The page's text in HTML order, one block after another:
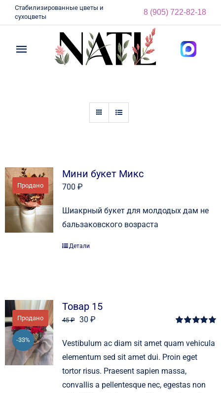
Стабилизированные цветы и
сухоцветы
8 (905) 722-82-18
Toggle
Контакты
Продано
Мини букет Микс
700 ₽
Шиакрный букет для молдодых дам не
бальзаковского возраста
Детали
Продано
-33%
Товар 15
из 5
45₽
Первоначальная
составляла
45 ₽.
30 ₽Текущая
30 ₽.
Vestibulum ac diam sit amet quam vehicula
elementum sed sit amet dui. Proin eget
tortor risus. Praesent sapien massa,
convallis a pellentesque nec, egestas non